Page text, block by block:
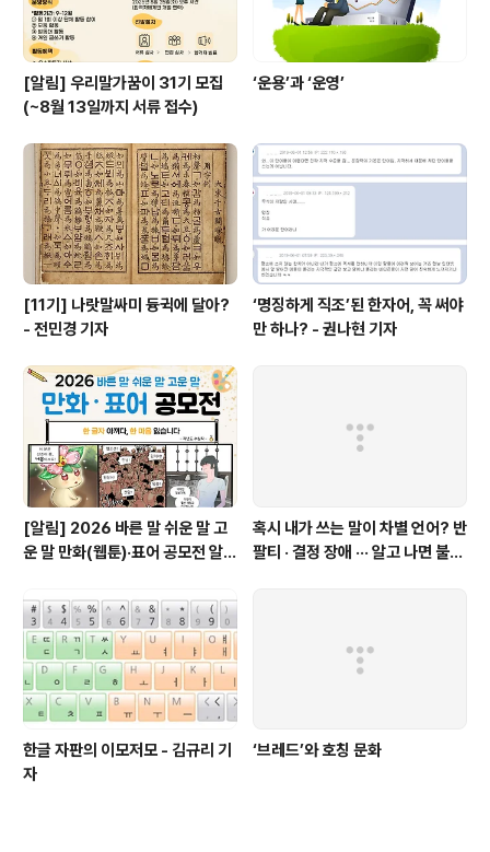
[알림] 우리말가꿈이 31기 모집
(~8월 13일까지 서류 접수)
‘운용’과 ‘운영’
[11기] 나랏말싸미 듕귁에 달아?
- 전민경 기자
‘명징하게 직조’된 한자어, 꼭 써야
만 하나? - 권나현 기자
[알림] 2026 바른 말 쉬운 말 고
운 말 만화(웹툰)·표어 공모전 알림
혹시 내가 쓰는 말이 차별 언어? 반
팔티 · 결정 장애 ··· 알고 나면 불편
한글 자판의 이모저모 - 김규리 기
자
‘브레드’와 호칭 문화